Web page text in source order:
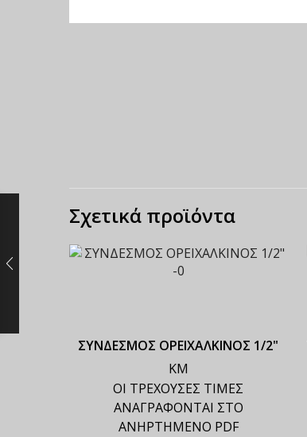
Σχετικά προϊόντα
ΣΥΝΔΕΣΜΟΣ ΟΡΕΙΧΑΛΚΙΝΟΣ 1/2"
ΚΜ
ΟΙ ΤΡΕΧΟΥΣΕΣ ΤΙΜΕΣ
ΑΝΑΓΡΑΦΟΝΤΑΙ ΣΤΟ
ΑΝΗΡΤΗΜΕΝΟ PDF